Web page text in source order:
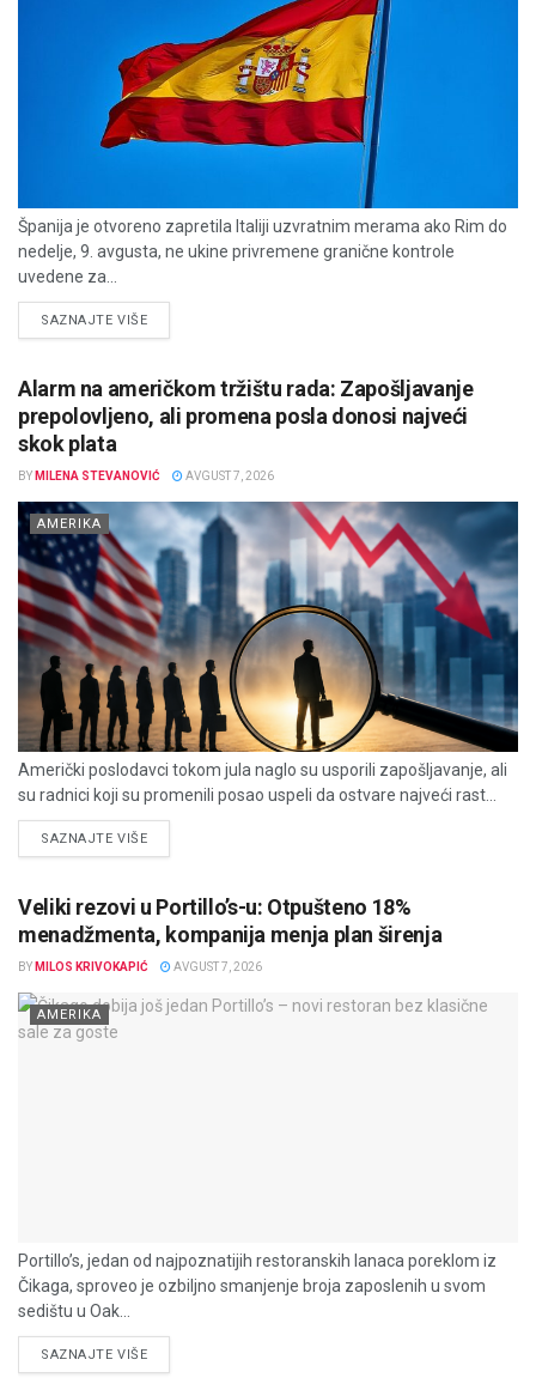
Španija je otvoreno zapretila Italiji uzvratnim merama ako Rim do
nedelje, 9. avgusta, ne ukine privremene granične kontrole
uvedene za...
SAZNAJTE VIŠEDETAILS
Alarm na američkom tržištu rada: Zapošljavanje
prepolovljeno, ali promena posla donosi najveći
skok plata
BY MILENA STEVANOVIĆ AVGUST 7, 2026
AMERIKA
Američki poslodavci tokom jula naglo su usporili zapošljavanje, ali
su radnici koji su promenili posao uspeli da ostvare najveći rast...
SAZNAJTE VIŠEDETAILS
Veliki rezovi u Portillo’s-u: Otpušteno 18%
menadžmenta, kompanija menja plan širenja
BY MILOS KRIVOKAPIĆ AVGUST 7, 2026
AMERIKA
Portillo’s, jedan od najpoznatijih restoranskih lanaca poreklom iz
Čikaga, sproveo je ozbiljno smanjenje broja zaposlenih u svom
sedištu u Oak...
SAZNAJTE VIŠEDETAILS